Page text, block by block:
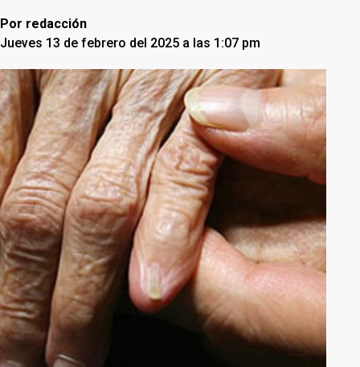
Por redacción
Jueves 13 de febrero del 2025 a las 1:07 pm